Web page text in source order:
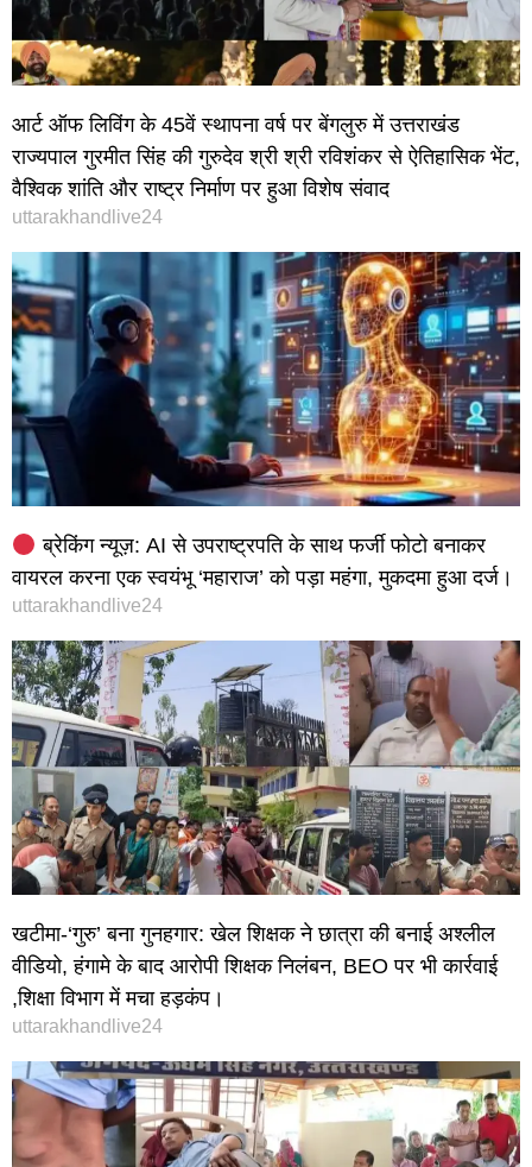
आर्ट ऑफ लिविंग के 45वें स्थापना वर्ष पर बेंगलुरु में उत्तराखंड
राज्यपाल गुरमीत सिंह की गुरुदेव श्री श्री रविशंकर से ऐतिहासिक भेंट,
वैश्विक शांति और राष्ट्र निर्माण पर हुआ विशेष संवाद
uttarakhandlive24
ब्रेकिंग न्यूज़: AI से उपराष्ट्रपति के साथ फर्जी फोटो बनाकर
वायरल करना एक स्वयंभू ‘महाराज’ को पड़ा महंगा, मुकदमा हुआ दर्ज।
uttarakhandlive24
खटीमा-‘गुरु’ बना गुनहगार: खेल शिक्षक ने छात्रा की बनाई अश्लील
वीडियो, हंगामे के बाद आरोपी शिक्षक निलंबन, BEO पर भी कार्रवाई
,शिक्षा विभाग में मचा हड़कंप।
uttarakhandlive24